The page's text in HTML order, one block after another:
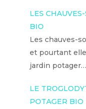
LES
BIO
Les chauves-
et pourtant
jardin potager…
LE
POTAGER BIO